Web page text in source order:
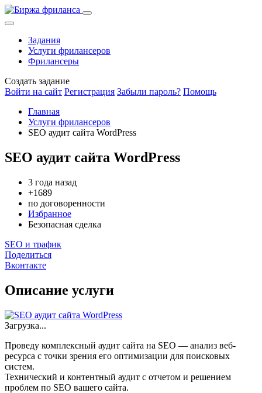
Задания
Услуги фрилансеров
Фрилансеры
Создать задание
Войти на сайт Регистрация Забыли пароль? Помощь
Главная
Услуги фрилансеров
SEO аудит сайта WordPress
SEO аудит сайта WordPress
3 года назад
+1689
по договоренности
Избранное
Безопасная сделка
SEO и трафик
Поделиться
Вконтакте
Описание услуги
Загрузка...
Проведу комплексный аудит сайта на SEO — анализ веб-
ресурса с точки зрения его оптимизации для поисковых
систем.
Технический и контентный аудит с отчетом и решением
проблем по SEO вашего сайта.